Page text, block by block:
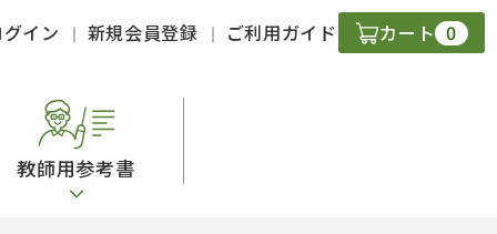
グイン 新規会員登録 ご利用ガイド カート 0
教師用参考書